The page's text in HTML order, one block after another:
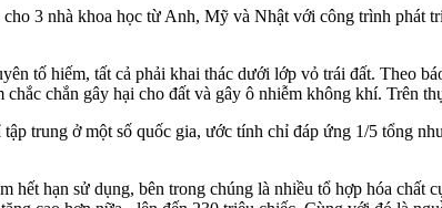
3 nhà khoa học từ Anh, Mỹ và Nhật với công trình phát
tố hiếm, tất cả phải khai thác dưới lớp vỏ trái đất. Theo
chắn gây hại cho đất và gây ô nhiễm không khí. Trên
trung ở một số quốc gia, ước tính chỉ đáp ứng 1/5 tổng
hết hạn sử dụng, bên trong chúng là nhiều tổ hợp hóa